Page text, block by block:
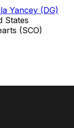
Yancey (DG)
States
(SCO)